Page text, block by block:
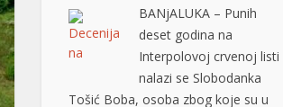
nalazi se Slobodanka
Tošić Boba, osoba zbog koje su u
ratu već dvije decenije Darko Elez i
Đorđe Ždrale, vođe kriminalnih grupa
iz Istočnog Sarajeva. Podsjećamo,